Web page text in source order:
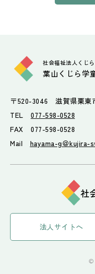
社会福祉法人くじら
葉山くじら学
〒520-3046 滋賀県栗東
TEL 077-598-0528
FAX 077-598-0528
Mail hayama-g＠kujira-
社
法人サイトへ
©